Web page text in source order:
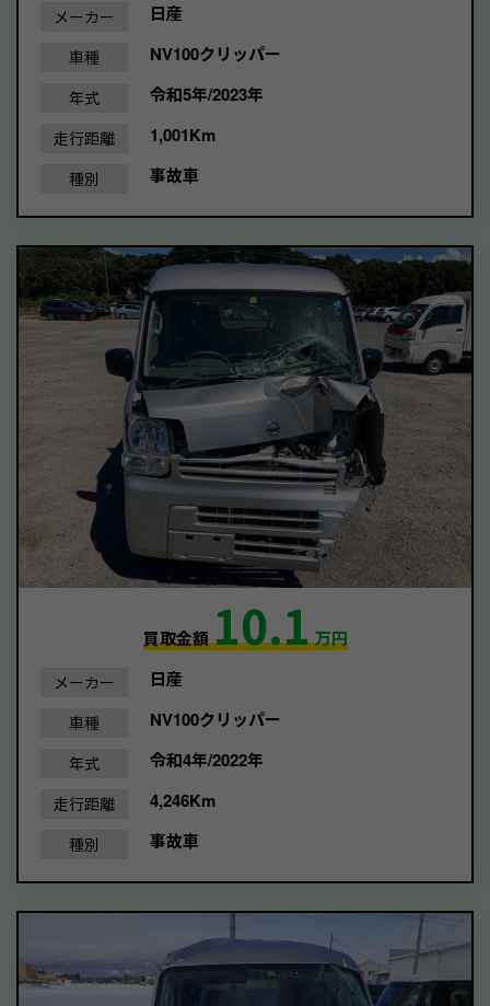
メーカー 日産
車種 NV100クリッパー
年式 令和5年/2023年
走行距離 1,001Km
種別 事故車
買取金額10.1万円
メーカー 日産
車種 NV100クリッパー
年式 令和4年/2022年
走行距離 4,246Km
種別 事故車